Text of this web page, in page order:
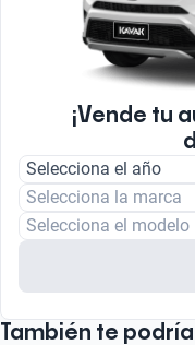
¡Vende tu
Selecciona el año
Selecciona la marca
Selecciona el modelo
También te